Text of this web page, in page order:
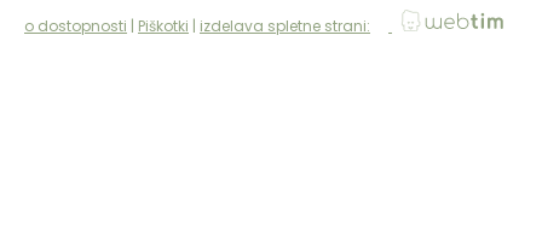
o dostopnosti | Piškotki | izdelava spletne strani: